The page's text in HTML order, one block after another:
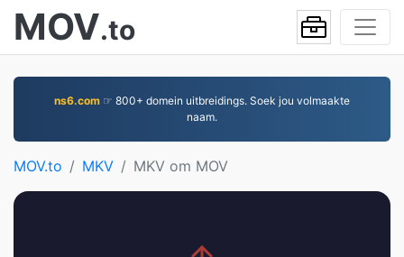
MOV.to
ns6.com ☞ 800+ domein uitbreidings. Soek jou volmaakte
naam.
MOV.to MKV MKV om MOV